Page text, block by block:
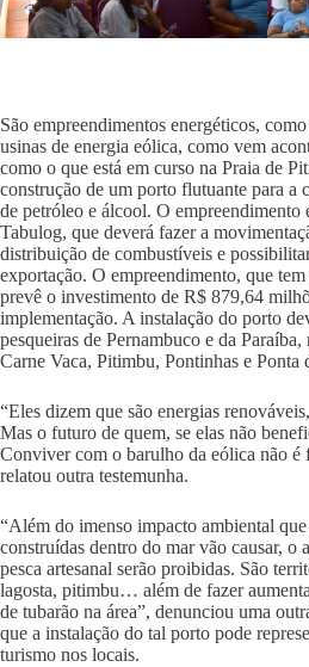
São empreendimentos energéticos,
usinas de energia eólica, como vem
como o que está em curso na Praia de
construção de um porto flutuante para a
de petróleo e álcool. O empreendimento
Tabulog, que deverá fazer a
distribuição de combustíveis e
exportação. O empreendimento, que
prevê o investimento de R$ 879,64
implementação. A instalação do porto
pesqueiras de Pernambuco e da Paraíba,
Carne Vaca, Pitimbu, Pontinhas e Ponta
“Eles dizem que são energias
Mas o futuro de quem, se elas não
Conviver com o barulho da eólica não é
relatou outra testemunha.
“Além do imenso impacto ambiental
construídas dentro do mar vão causar, o
pesca artesanal serão proibidas. São
lagosta, pitimbu… além de fazer
de tubarão na área”, denunciou uma
que a instalação do tal porto pode
turismo nos locais.